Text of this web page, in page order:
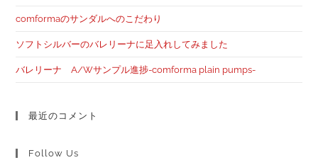
comformaのサンダルへのこだわり
ソフトシルバーのバレリーナに足入れしてみました
バレリーナ A/Wサンプル進捗-comforma plain pumps-
最近のコメント
Follow Us